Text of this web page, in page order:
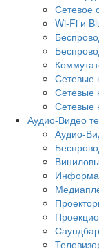
Сетевое
Wi-Fi и
Сетевые
Сетевые
Сетевые
Аудио-Видео
Аудио-